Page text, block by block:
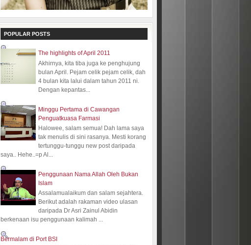
POPULAR POSTS
The highlights of April 2011
Akhirnya, kita tiba juga ke penghujung
bulan April. Pejam celik pejam celik, dah
4 bulan kita lalui dalam tahun 2011 ni.
Dengan kepantas...
Minggu Pertama di Cawangan
Penguatkuasa Farmasi
Halowee, salam semua! Dah lama saya
tak menulis di sini rasanya. Mesti korang
tertunggu-tunggu new post daripada
saya.. Hehe..=p Al...
Penggunaan Nama Allah Oleh Bukan
Islam
Assalamualaikum dan salam sejahtera.
Berikut adalah rakaman video ulasan
daripada Dr Asri Zainul Abidin
berkenaan isu penggunaan kalimah ...
Bermalam di Port BSI